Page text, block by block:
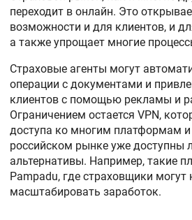
переходит в онлайн. Это
возможности и для клиентов, и
а также упрощает многие
Страховые агенты могут
операции с документами и
клиентов с помощью рекламы и
Ограничением остается VPN,
доступа ко многим платформам и
российском рынке уже доступны
альтернативы. Например, такие
Pampadu, где страховщики могут
масштабировать заработок.